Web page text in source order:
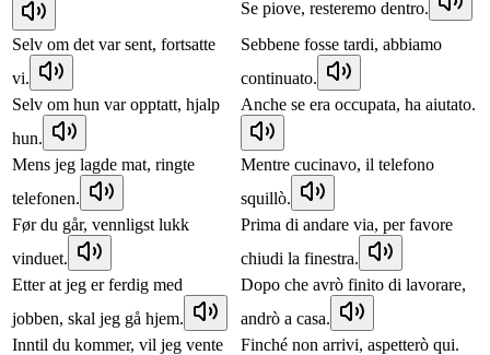
Se piove, resteremo dentro.
Selv om det var sent, fortsatte
vi.
Sebbene fosse tardi, abbiamo
continuato.
Selv om hun var opptatt, hjalp
hun.
Anche se era occupata, ha aiutato.
Mens jeg lagde mat, ringte
telefonen.
Mentre cucinavo, il telefono
squillò.
Før du går, vennligst lukk
vinduet.
Prima di andare via, per favore
chiudi la finestra.
Etter at jeg er ferdig med
jobben, skal jeg gå hjem.
Dopo che avrò finito di lavorare,
andrò a casa.
Inntil du kommer, vil jeg vente
Finché non arrivi, aspetterò qui.